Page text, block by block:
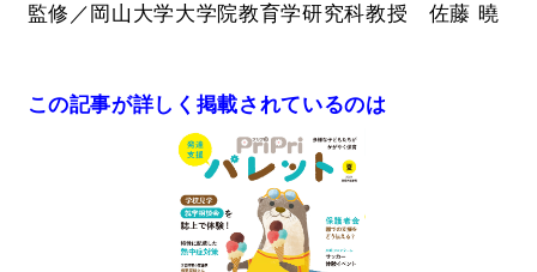
監修／岡山大学大学院教育学研究科教授 佐藤 曉
この記事が詳しく掲載されているのは